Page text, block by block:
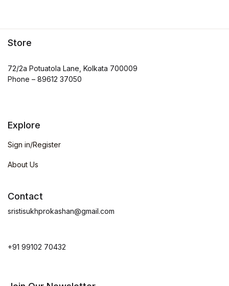
Store
72/2a Potuatola Lane, Kolkata 700009
Phone – 89612 37050
Explore
Sign in/Register
About Us
Contact
sristisukhprokashan@gmail.com
+91 99102 70432